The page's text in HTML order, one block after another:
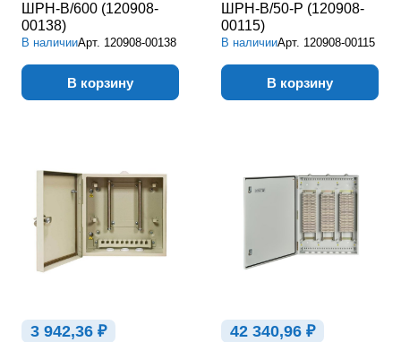
ШРН-В/600 (120908-
00138)
В наличииАрт. 120908-00138
В корзину
ШРН-В/50-Р (120908-
00115)
В наличииАрт. 120908-00115
В корзину
3 942,36 ₽ 42 340,96 ₽